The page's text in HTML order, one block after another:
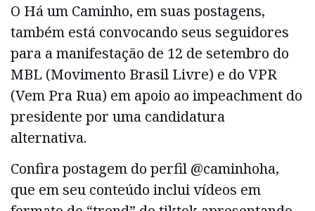
O Há um Caminho, em suas postagens,
também está convocando seus seguidores
para a manifestação de 12 de setembro do
MBL (Movimento Brasil Livre) e do VPR
(Vem Pra Rua) em apoio ao impeachment do
presidente por uma candidatura
alternativa.
Confira postagem do perfil @caminhoha,
que em seu conteúdo inclui vídeos em